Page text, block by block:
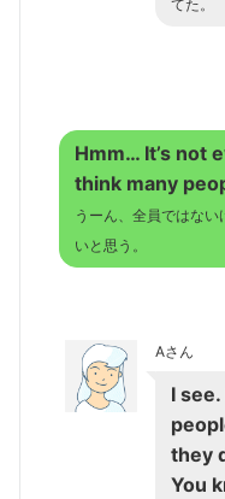
てた。
Hmm… It’s not
think many
うーん、全員ではな
いと思う。
Aさん
I
they
You